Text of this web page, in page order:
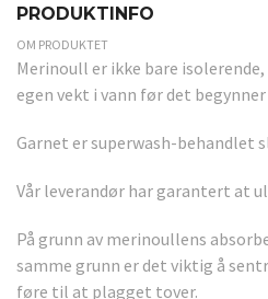
PRODUKTINFO
OM PRODUKTET
Merinoull er ikke bare
egen vekt i vann før det
Garnet er superwash-behandlet
Vår leverandør har garantert at
På grunn av merinoullens
samme grunn er det viktig å
føre til at plagget tover.